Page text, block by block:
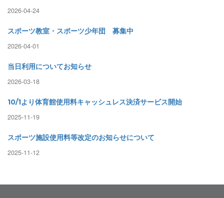
2026-04-24
スポーツ教室・スポーツ少年団 募集中
2026-04-01
当日利用についてお知らせ
2026-03-18
10/1より体育館使用料キャッシュレス決済サービス開始
2025-11-19
スポーツ施設使用料等改定のお知らせについて
2025-11-12